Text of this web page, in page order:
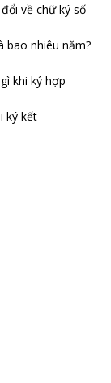
về chữ ký số
bao nhiêu năm?
khi ký hợp
ký kết